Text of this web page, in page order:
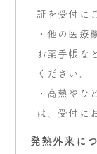
証を受付に
・他の医療
お薬手帳な
ください。
・高熱やひ
は、受付に
発熱外来に